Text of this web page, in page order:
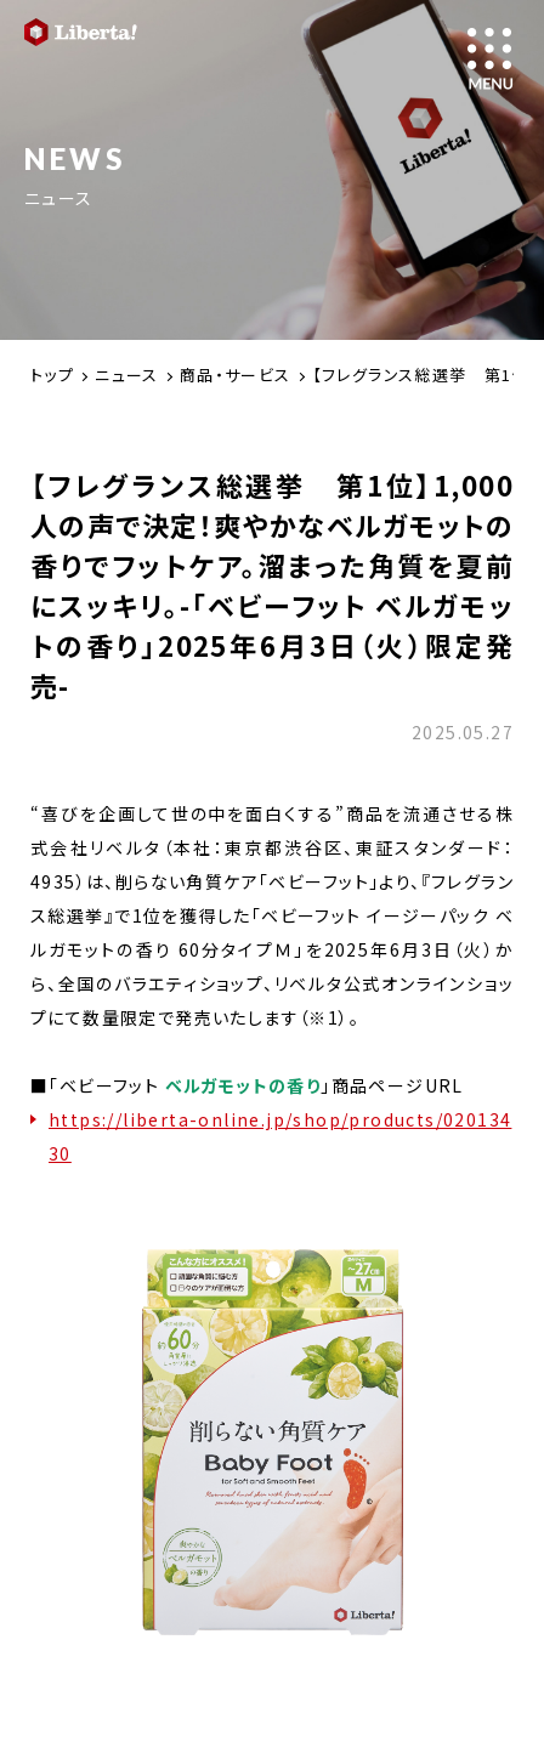
NEWS
ニュース
トップ ニュース 商品・サービス 【フレグランス総選挙 第1位
【フレグランス総選挙 第1位】1,000
人の声で決定！爽やかなベルガモットの
香りでフットケア。溜まった角質を夏前
にスッキリ。-「ベビーフット ベルガモッ
トの香り」2025年6月3日（火）限定発
売-
2025.05.27
“喜びを企画して世の中を面白くする”商品を流通させる株
式会社リベルタ（本社：東京都渋谷区、東証スタンダード：
4935）は、削らない角質ケア「ベビーフット」より、『フレグラン
ス総選挙』で1位を獲得した「ベビーフット イージーパック ベ
ルガモットの香り​ 60分タイプＭ​」を2025年6月3日（火）か
ら、全国のバラエティショップ、リベルタ公式オンラインショッ
プにて数量限定で発売いたします（※1）。
■「ベビーフット ベルガモットの香り​ 」商品ページURL
https://liberta-online.jp/shop/products/020134
30